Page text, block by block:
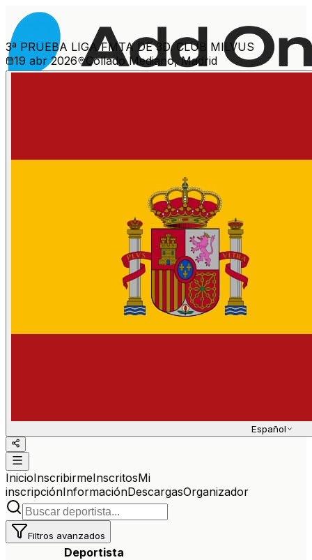
3ª PRUEBA LIGA FMTA DE 3D. CLUB MILVUS
19 abr 2026
Collado Mediano, Madrid
Español
InicioInscribirmeInscritosMi
inscripciónInformaciónDescargasOrganizador
Filtros avanzados
Deportista